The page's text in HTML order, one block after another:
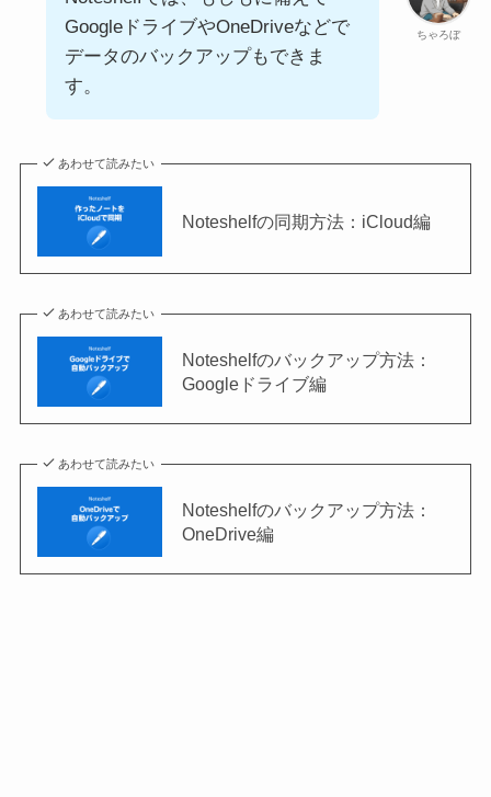
ちゃろぼ
GoogleドライブやOneDriveなどで
データのバックアップもできま
す。
あわせて読みたい
Noteshelfの同期方法：iCloud編
あわせて読みたい
Noteshelfのバックアップ方法：
Googleドライブ編
あわせて読みたい
Noteshelfのバックアップ方法：
OneDrive編